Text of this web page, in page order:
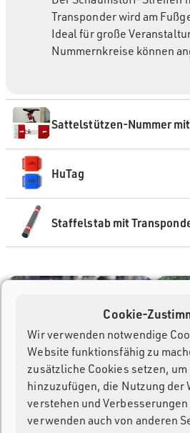
Transponder wird am
Ideal für große
Nummernkreise können
Sattelstützen-Nummer
HuTag
Staffelstab mit
Cookie-
Wir verwenden notwendige
Website funktionsfähig zu
zusätzliche Cookies setzen,
hinzuzufügen, die Nutzung der
verstehen und
verwenden auch von anderen